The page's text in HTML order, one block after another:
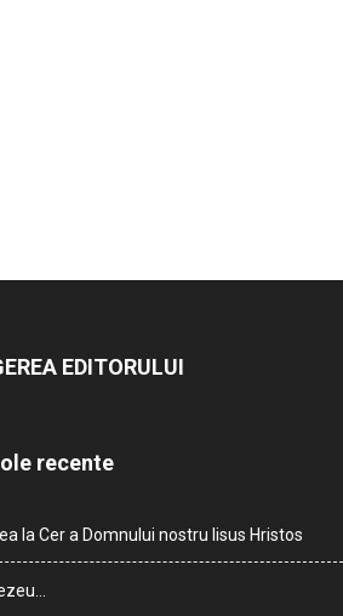
EDITORULUI
recente
la Cer a Domnului nostru Iisus Hristos